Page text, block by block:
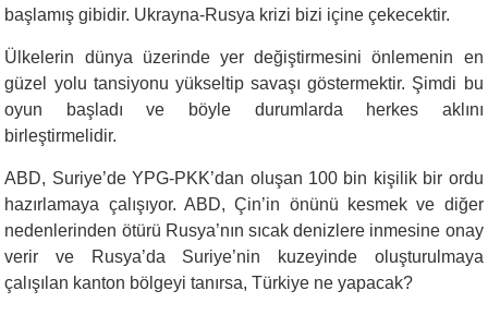
başlamış gibidir. Ukrayna-Rusya krizi bizi içine çekecektir.
Ülkelerin dünya üzerinde yer değiştirmesini önlemenin en
güzel yolu tansiyonu yükseltip savaşı göstermektir. Şimdi bu
oyun başladı ve böyle durumlarda herkes aklını
birleştirmelidir.
ABD, Suriye’de YPG-PKK’dan oluşan 100 bin kişilik bir ordu
hazırlamaya çalışıyor. ABD, Çin’in önünü kesmek ve diğer
nedenlerinden ötürü Rusya’nın sıcak denizlere inmesine onay
verir ve Rusya’da Suriye’nin kuzeyinde oluşturulmaya
çalışılan kanton bölgeyi tanırsa, Türkiye ne yapacak?